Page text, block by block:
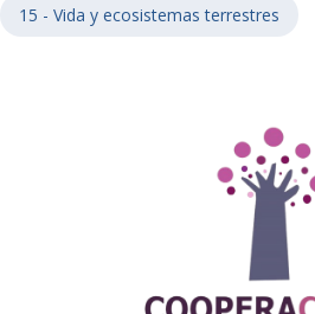
15 - Vida y ecosistemas terrestres